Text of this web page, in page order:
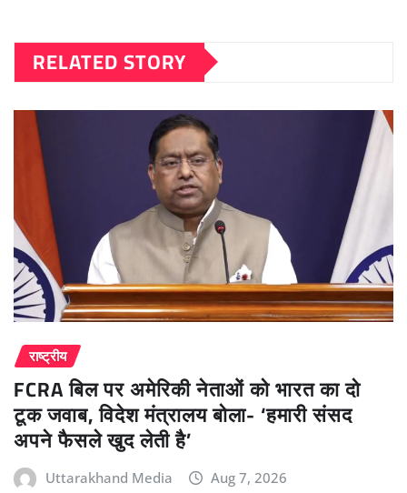
RELATED STORY
राष्ट्रीय
FCRA बिल पर अमेरिकी नेताओं को भारत का दो
टूक जवाब, विदेश मंत्रालय बोला- ‘हमारी संसद
अपने फैसले खुद लेती है’
Uttarakhand Media Aug 7, 2026